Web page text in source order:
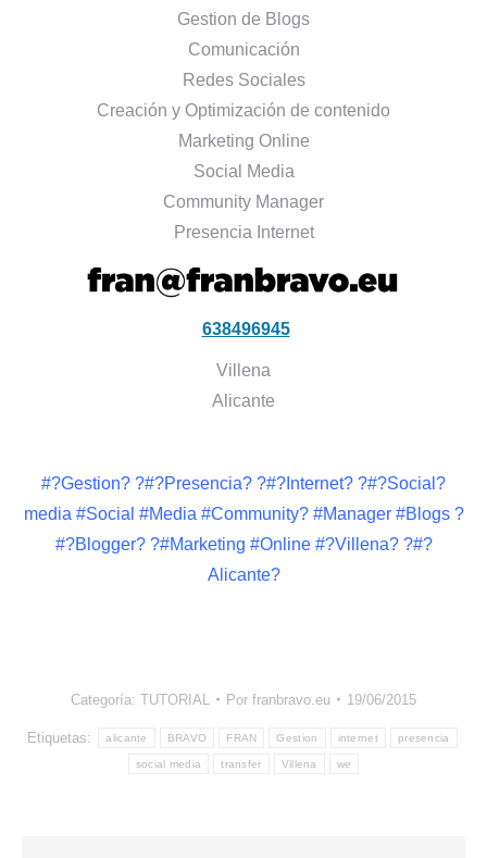
Gestion de Blogs
Comunicación
Redes Sociales
Creación y Optimización de contenido
Marketing Online
Social Media
Community Manager
Presencia Internet
638496945
Villena
Alicante
#?Gestion? ?#?Presencia? ?#?Internet? ?#?Social?
media #Social #Media #Community? #Manager #Blogs ?
#?Blogger? ?#Marketing #Online #?Villena? ?#?
Alicante?
Categoría: TUTORIAL Por franbravo.eu 19/06/2015
Etiquetas: alicante BRAVO FRAN Gestion internet presencia
social media transfer Villena we